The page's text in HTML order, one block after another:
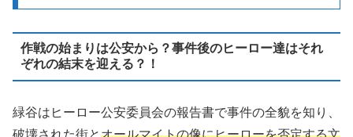
作戦の始まりは公安から？事件後のヒーロー達はそれ
ぞれの結末を迎える？！
緑谷はヒーロー公安委員会の報告書で事件の全貌を知り、
破壊された街とオールマイトの像にヒーローを否定する文